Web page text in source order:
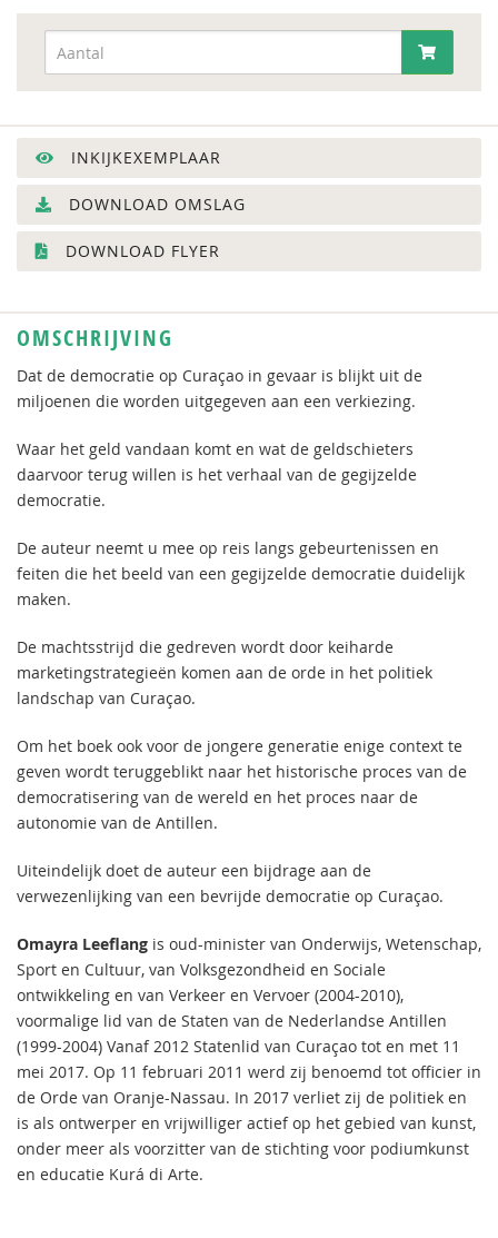
INKIJKEXEMPLAAR
DOWNLOAD OMSLAG
DOWNLOAD FLYER
OMSCHRIJVING
Dat de democratie op Curaçao in gevaar is blijkt uit de
miljoenen die worden uitgegeven aan een verkiezing.
Waar het geld vandaan komt en wat de geldschieters
daarvoor terug willen is het verhaal van de gegijzelde
democratie.
De auteur neemt u mee op reis langs gebeurtenissen en
feiten die het beeld van een gegijzelde democratie duidelijk
maken.
De machtsstrijd die gedreven wordt door keiharde
marketingstrategieën komen aan de orde in het politiek
landschap van Curaçao.
Om het boek ook voor de jongere generatie enige context te
geven wordt teruggeblikt naar het historische proces van de
democratisering van de wereld en het proces naar de
autonomie van de Antillen.
Uiteindelijk doet de auteur een bijdrage aan de
verwezenlijking van een bevrijde democratie op Curaçao.
Omayra Leeflang is oud-minister van Onderwijs, Wetenschap,
Sport en Cultuur, van Volksgezondheid en Sociale
ontwikkeling en van Verkeer en Vervoer (2004-2010),
voormalige lid van de Staten van de Nederlandse Antillen
(1999-2004) Vanaf 2012 Statenlid van Curaçao tot en met 11
mei 2017. Op 11 februari 2011 werd zij benoemd tot officier in
de Orde van Oranje-Nassau. In 2017 verliet zij de politiek en
is als ontwerper en vrijwilliger actief op het gebied van kunst,
onder meer als voorzitter van de stichting voor podiumkunst
en educatie Kurá di Arte.